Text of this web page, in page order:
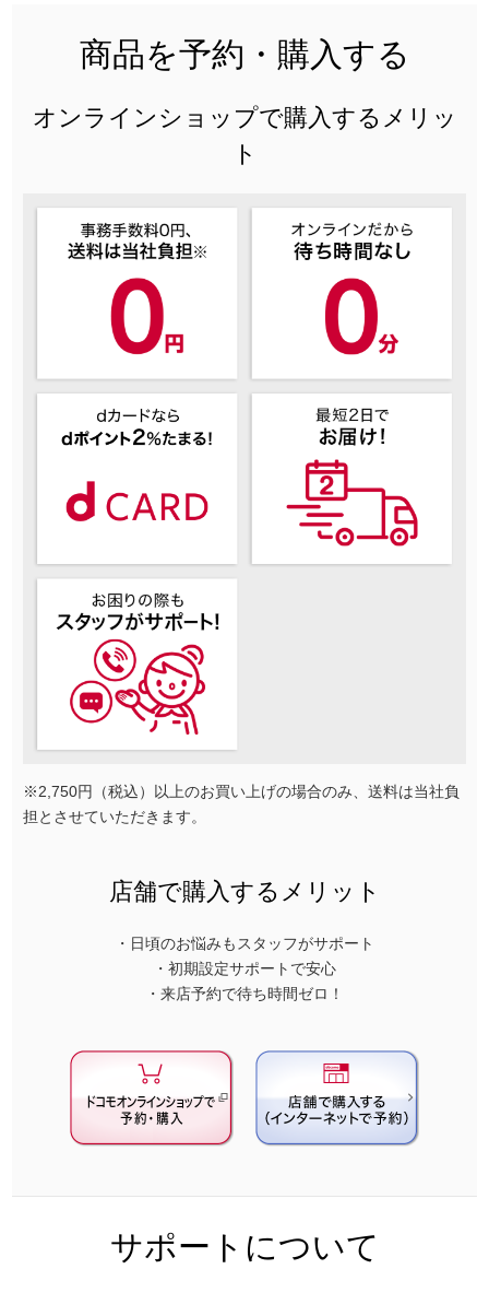
商品を予約・購入する
オンラインショップで購入するメリッ
ト
※2,750円（税込）以上のお買い上げの場合のみ、送料は当社負
担とさせていただきます。
店舗で購入するメリット
・日頃のお悩みもスタッフがサポート
・初期設定サポートで安心
・来店予約で待ち時間ゼロ！
サポートについて